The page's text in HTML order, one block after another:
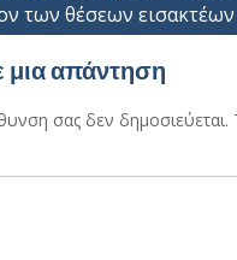
των θέσεων εισακτέων
απάντηση
σας δεν δημοσιεύεται.